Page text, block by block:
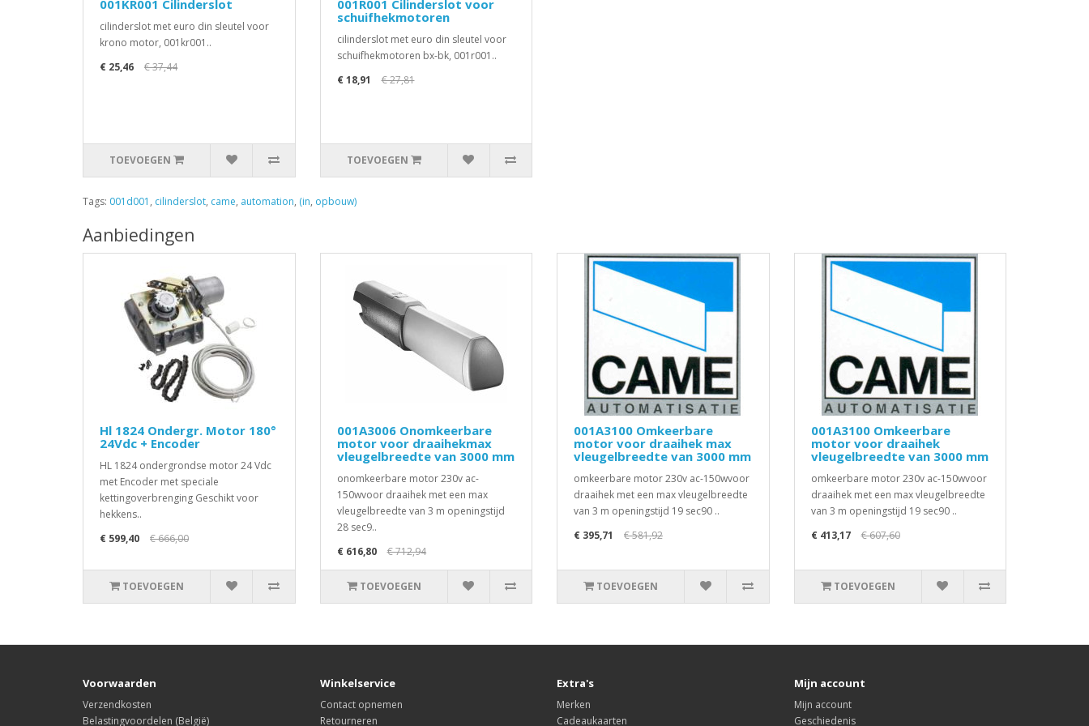
001KR001 Cilinderslot
cilinderslot met euro din sleutel voor
krono motor, 001kr001..
€ 25,46
€ 37,44
TOEVOEGEN
001R001 Cilinderslot voor
schuifhekmotoren
cilinderslot met euro din sleutel voor
schuifhekmotoren bx-bk, 001r001..
€ 18,91
€ 27,81
TOEVOEGEN
Tags: 001d001 , cilinderslot, came, automation, (in, opbouw)
Aanbiedingen
Hl 1824 Ondergr. Motor 180°
24Vdc + Encoder
HL 1824 ondergrondse motor 24 Vdc
met Encoder met speciale
kettingoverbrenging Geschikt voor
hekkens..
€ 599,40
€ 666,00
TOEVOEGEN
001A3006 Onomkeerbare
motor voor draaihekmax
vleugelbreedte van 3000 mm
onomkeerbare motor 230v ac-
150wvoor draaihek met een max
vleugelbreedte van 3 m openingstijd
28 sec9..
€ 616,80
€ 712,94
TOEVOEGEN
001A3100 Omkeerbare
motor voor draaihek max
vleugelbreedte van 3000 mm
omkeerbare motor 230v ac-150wvoor
draaihek met een max vleugelbreedte
van 3 m openingstijd 19 sec90 ..
€ 395,71
€ 581,92
TOEVOEGEN
001A3100 Omkeerbare
motor voor draaihek
vleugelbreedte van 3000 mm
omkeerbare motor 230v ac-150wvoor
draaihek met een max vleugelbreedte
van 3 m openingstijd 19 sec90 ..
€ 413,17
€ 607,60
TOEVOEGEN
Voorwaarden
Verzendkosten
Belastingvoordelen (België)
Winkelservice
Contact opnemen
Retourneren
Extra's
Merken
Cadeaukaarten
Mijn account
Mijn account
Geschiedenis